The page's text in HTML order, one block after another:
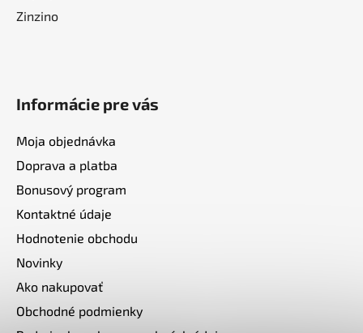
Zinzino
Informácie pre vás
Moja objednávka
Doprava a platba
Bonusový program
Kontaktné údaje
Hodnotenie obchodu
Novinky
Ako nakupovať
Obchodné podmienky